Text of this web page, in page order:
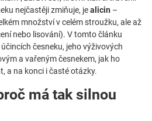
nejčastěji zmiňuje, jealicin –
množství v celém stroužku, ale až
nebo lisování). V tomto článku
česneku, jeho výživových
a vařeným česnekem, jak ho
a na konci i časté otázky.
má tak silnou